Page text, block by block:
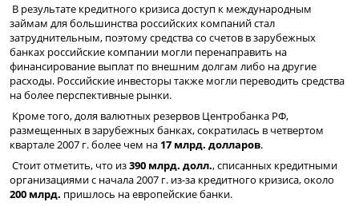
В результате кредитного кризиса доступ к международным
займам для большинства российских компаний стал
затруднительным, поэтому средства со счетов в зарубежных
банках российские компании могли перенаправить на
финансирование выплат по внешним долгам либо на другие
расходы. Российские инвесторы также могли переводить средства
на более перспективные рынки.
Кроме того, доля валютных резервов Центробанка РФ,
размещенных в зарубежных банках, сократилась в четвертом
квартале 2007 г. более чем на 17 млрд. долларов.
Стоит отметить, что из390 млрд. долл., списанных кредитными
организациями с начала 2007 г. из-за кредитного кризиса, около
200 млрд. пришлось на европейские банки.